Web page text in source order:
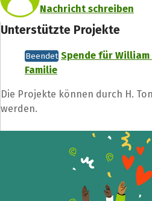
Nachricht schreiben
Unterstützte Projekte
Beendet Spende für
Familie
Die Projekte können durch H.
werden.
Hilf mit noch
Facebook